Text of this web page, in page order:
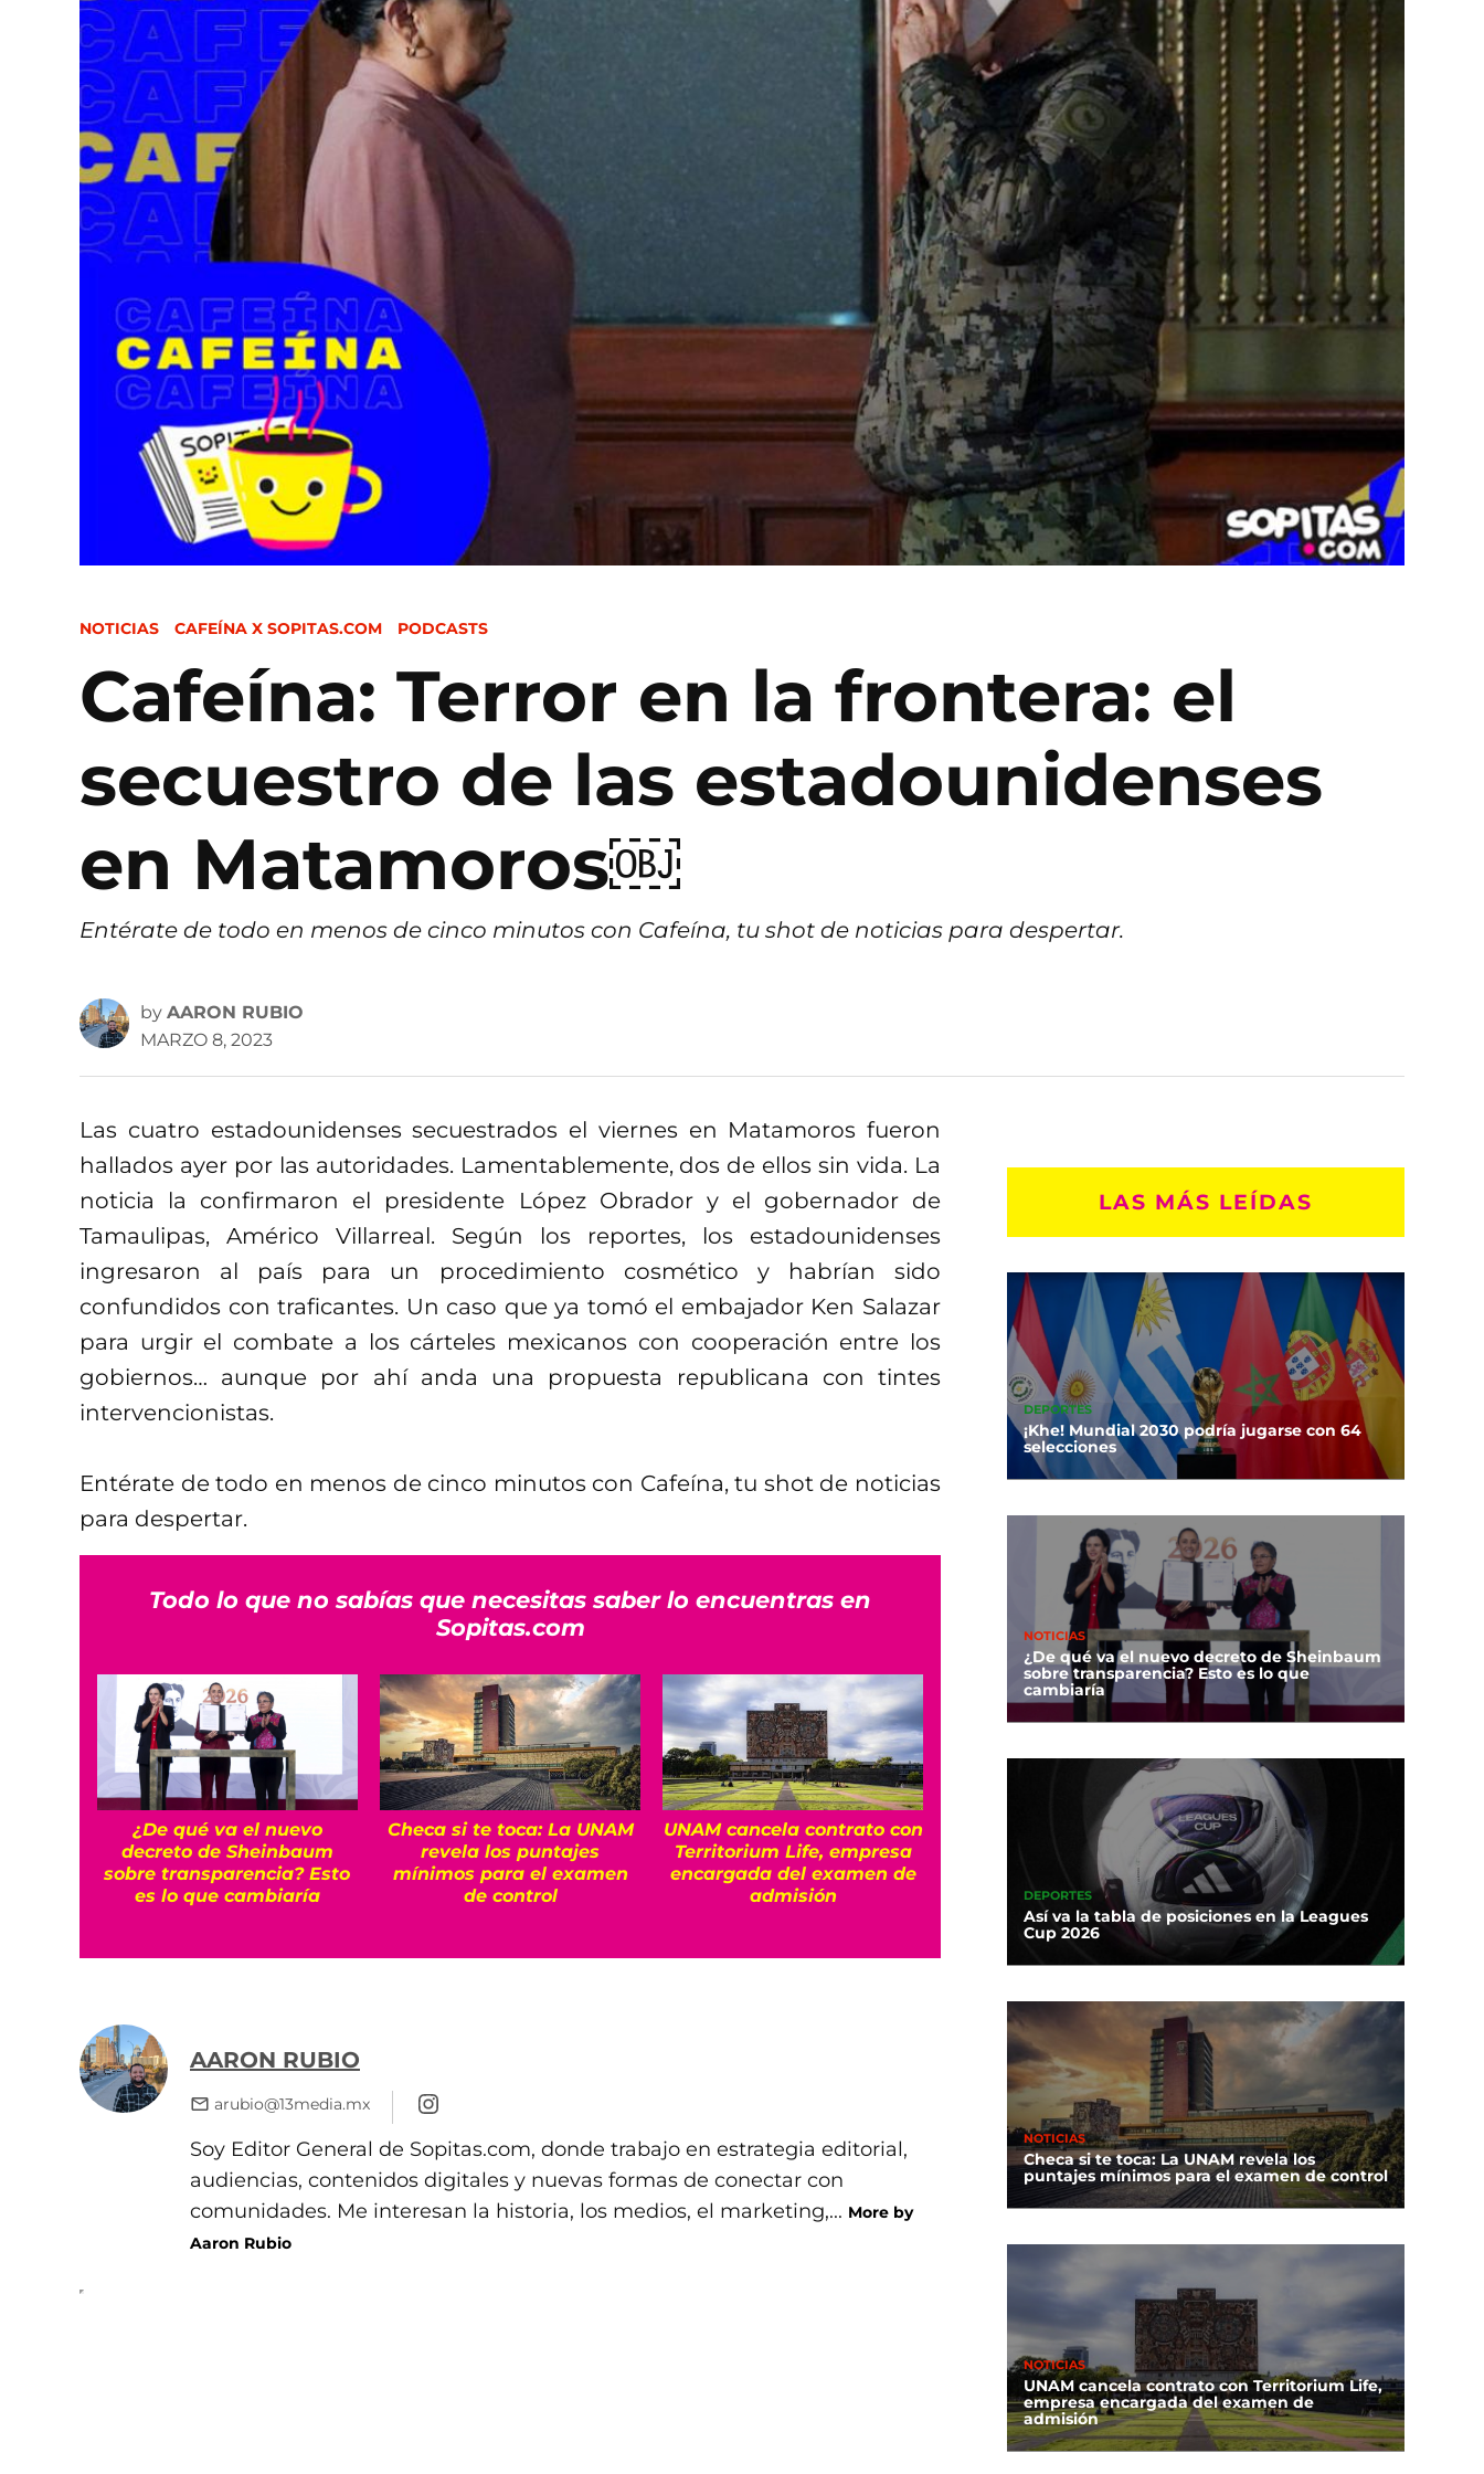
POSTED
NOTICIAS CAFEÍNA X SOPITAS.COM PODCASTS
Cafeína: Terror en la frontera: el
secuestro de las estadounidenses
en Matamoros￼
Entérate de todo en menos de cinco minutos con Cafeína, tu shot de noticias para despertar.
by AARON RUBIO
MARZO 8, 2023
Las cuatro estadounidenses secuestrados el viernes en Matamoros fueron
hallados ayer por las autoridades. Lamentablemente, dos de ellos sin vida. La
noticia la confirmaron el presidente López Obrador y el gobernador de
Tamaulipas, Américo Villarreal. Según los reportes, los estadounidenses
ingresaron al país para un procedimiento cosmético y habrían sido
confundidos con traficantes. Un caso que ya tomó el embajador Ken Salazar
para urgir el combate a los cárteles mexicanos con cooperación entre los
gobiernos… aunque por ahí anda una propuesta republicana con tintes
intervencionistas.
Entérate de todo en menos de cinco minutos con Cafeína, tu shot de noticias
para despertar.
Todo lo que no sabías que necesitas saber lo encuentras en
Sopitas.com
¿De qué va el nuevo
decreto de Sheinbaum
sobre transparencia? Esto
es lo que cambiaría
Checa si te toca: La UNAM
revela los puntajes
mínimos para el examen
de control
UNAM cancela contrato con
Territorium Life, empresa
encargada del examen de
admisión
Estados Unidos ofrece
recompensa millonaria por
líderes del CJNG
AARON RUBIO
arubio@13media.mx
Soy Editor General de Sopitas.com, donde trabajo en estrategia editorial,
audiencias, contenidos digitales y nuevas formas de conectar con
comunidades. Me interesan la historia, los medios, el marketing,... More by
Aaron Rubio
LAS MÁS LEÍDAS
DEPORTES
¡Khe! Mundial 2030 podría jugarse con 64
selecciones
NOTICIAS
¿De qué va el nuevo decreto de Sheinbaum
sobre transparencia? Esto es lo que
cambiaría
DEPORTES
Así va la tabla de posiciones en la Leagues
Cup 2026
NOTICIAS
Checa si te toca: La UNAM revela los
puntajes mínimos para el examen de control
NOTICIAS
UNAM cancela contrato con Territorium Life,
empresa encargada del examen de
admisión